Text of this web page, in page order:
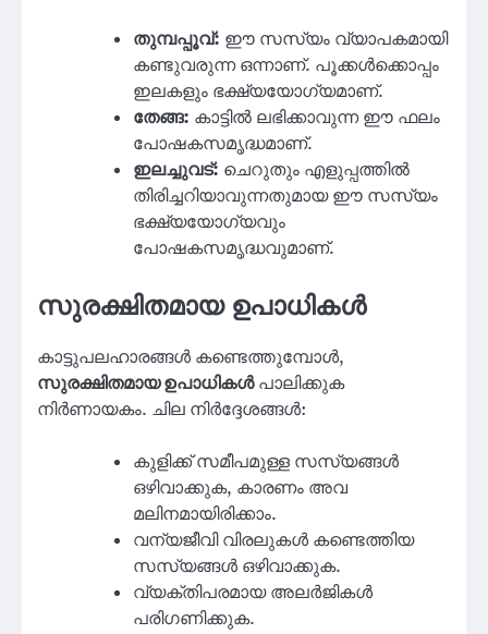
തുമ്പപ്പൂവ്: ഈ സസ്യം വ്യാപകമായി
കണ്ടുവരുന്ന ഒന്നാണ്. പൂക്കൾക്കൊപ്പം
ഇലകളും ഭക്ഷ്യയോഗ്യമാണ്.
തേങ്ങ: കാട്ടിൽ ലഭിക്കാവുന്ന ഈ ഫലം
പോഷകസമൃദ്ധമാണ്.
ഇലച്ചുവട്: ചെറുതും എളുപ്പത്തിൽ
തിരിച്ചറിയാവുന്നതുമായ ഈ സസ്യം
ഭക്ഷ്യയോഗ്യവും
പോഷകസമൃദ്ധവുമാണ്.
സുരക്ഷിതമായ ഉപാധികൾ
കാട്ടുപലഹാരങ്ങൾ കണ്ടെത്തുമ്പോൾ,
സുരക്ഷിതമായ ഉപാധികൾപാലിക്കുക
നിർണായകം. ചില നിർദ്ദേശങ്ങൾ:
കുളിക്ക് സമീപമുള്ള സസ്യങ്ങൾ
ഒഴിവാക്കുക, കാരണം അവ
മലിനമായിരിക്കാം.
വന്യജീവി വിരലുകൾ കണ്ടെത്തിയ
സസ്യങ്ങൾ ഒഴിവാക്കുക.
വ്യക്തിപരമായ അലർജികൾ
പരിഗണിക്കുക.